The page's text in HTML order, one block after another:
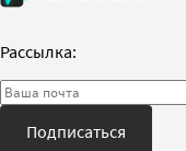
Рассылка:
Подписаться